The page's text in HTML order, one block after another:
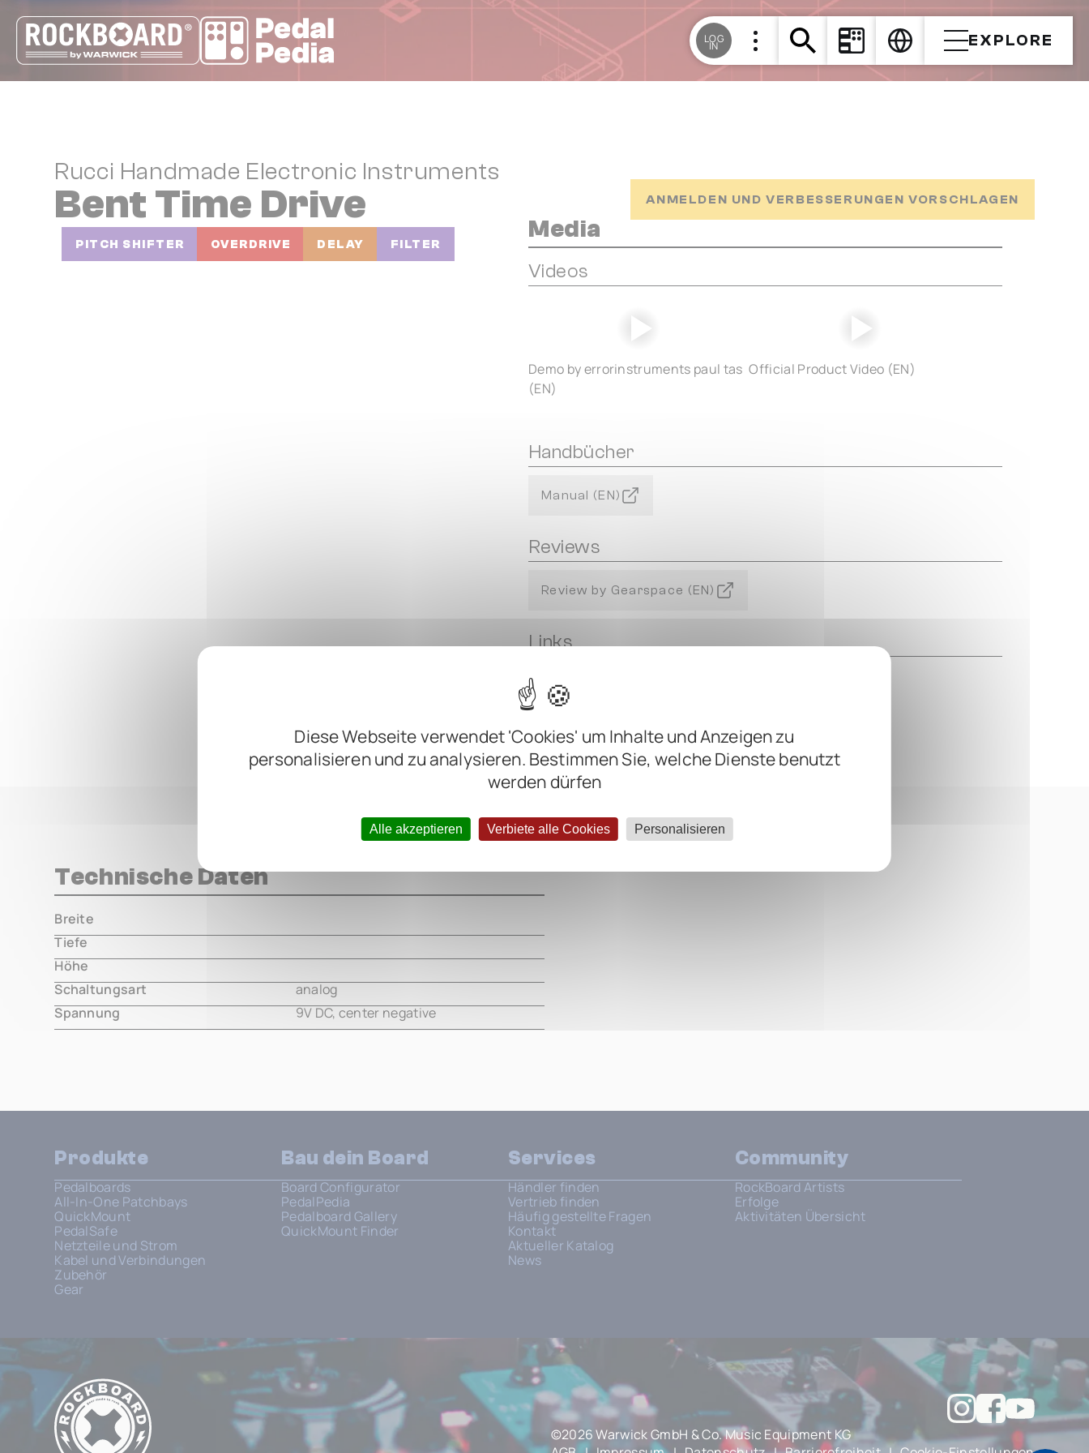
Diese Webseite verwendet 'Cookies' um Inhalte und Anzeigen zu
personalisieren und zu analysieren. Bestimmen Sie, welche Dienste benutzt
werden dürfen
Alle akzeptieren Verbiete alle Cookies Personalisieren
LOG
IN EXPLORE
Rucci Handmade Electronic Instruments
Bent Time Drive ANMELDEN UND VERBESSERUNGEN VORSCHLAGEN
PITCH SHIFTER OVERDRIVE DELAY FILTER
Media
Videos
Demo by errorinstruments paul tas
(EN)
Official Product Video (EN)
Handbücher
Manual (EN)
Reviews
Review by Gearspace (EN)
Links
Product Page
Technische Daten
Breite
Tiefe
Höhe
Schaltungsart
analog
Spannung
9V DC, center negative
Produkte
Pedalboards
All-In-One Patchbays
QuickMount
PedalSafe
Netzteile und Strom
Kabel und Verbindungen
Zubehör
Gear
Bau dein Board
Board Configurator
PedalPedia
Pedalboard Gallery
QuickMount Finder
Services
Händler finden
Vertrieb finden
Häufig gestellte Fragen
Kontakt
Aktueller Katalog
News
Community
RockBoard Artists
Erfolge
Aktivitäten Übersicht
©2026 Warwick GmbH & Co. Music Equipment KG